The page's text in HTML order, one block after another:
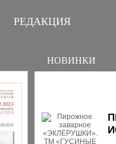
РЕДАКЦИЯ
НОВИНКИ